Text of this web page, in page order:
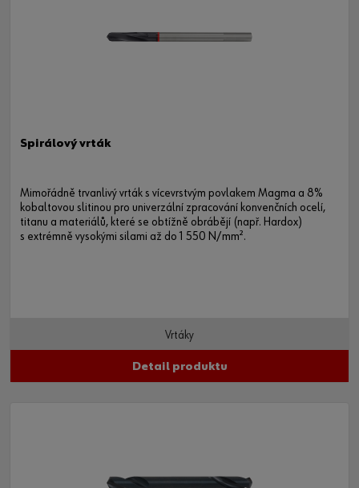
Spirálový vrták
Mimořádně trvanlivý vrták s vícevrstvým povlakem Magma a 8%
kobaltovou slitinou pro univerzální zpracování konvenčních ocelí,
titanu a materiálů, které se obtížně obrábějí (např. Hardox)
s extrémně vysokými silami až do 1 550 N/mm².
Vrtáky
Detail produktu